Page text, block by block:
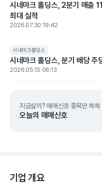
시네마크 홀딩스, 2분기 매출
최대 실적
2026.07.30 19:42
시네마크홀딩스
시네마크 홀딩스, 분기 배당
2026.05.15 06:13
지금살까? 매매신호 종목만 쏙쏙
오늘의 매매신호
기업 개요